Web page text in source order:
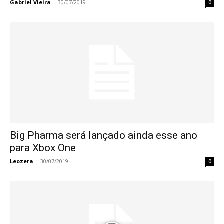
Gabriel Vieira - 30/07/2019 0
Big Pharma será lançado ainda esse ano
para Xbox One
Leozera - 30/07/2019 0